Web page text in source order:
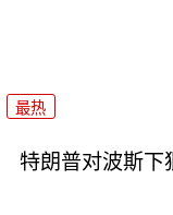
最热
特朗普对波斯下